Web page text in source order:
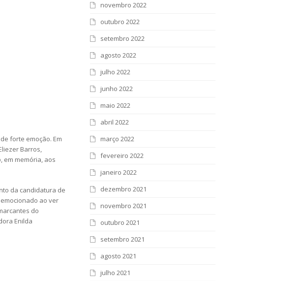
forte emoção. Em
Barros,
em memória, aos
da candidatura de
ao ver
do
Enilda
novembro 2022
outubro 2022
setembro 2022
agosto 2022
julho 2022
junho 2022
maio 2022
abril 2022
março 2022
fevereiro 2022
janeiro 2022
dezembro 2021
novembro 2021
outubro 2021
setembro 2021
agosto 2021
julho 2021